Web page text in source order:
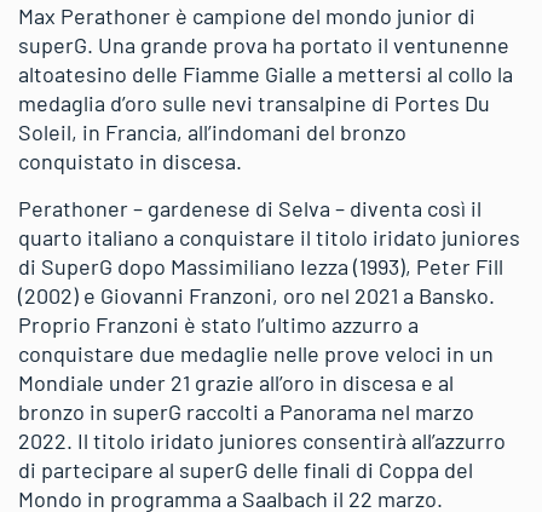
Max Perathoner è campione del mondo junior di
superG. Una grande prova ha portato il ventunenne
altoatesino delle Fiamme Gialle a mettersi al collo la
medaglia d’oro sulle nevi transalpine di Portes Du
Soleil, in Francia, all’indomani del bronzo
conquistato in discesa.
Perathoner – gardenese di Selva – diventa così il
quarto italiano a conquistare il titolo iridato juniores
di SuperG dopo Massimiliano Iezza (1993), Peter Fill
(2002) e Giovanni Franzoni, oro nel 2021 a Bansko.
Proprio Franzoni è stato l’ultimo azzurro a
conquistare due medaglie nelle prove veloci in un
Mondiale under 21 grazie all’oro in discesa e al
bronzo in superG raccolti a Panorama nel marzo
2022. Il titolo iridato juniores consentirà all’azzurro
di partecipare al superG delle finali di Coppa del
Mondo in programma a Saalbach il 22 marzo.